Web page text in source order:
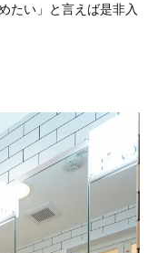
たい」と言えば是非入